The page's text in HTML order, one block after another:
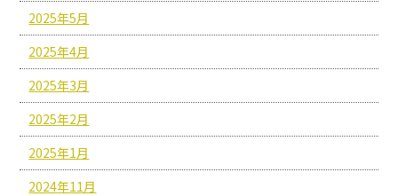
2025年5月
2025年4月
2025年3月
2025年2月
2025年1月
2024年11月